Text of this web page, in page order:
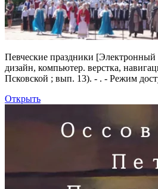
Певческие праздники [Электронный
дизайн, компьютер. верстка,
Псковской ; вып. 13). - . - Режим
Открыть